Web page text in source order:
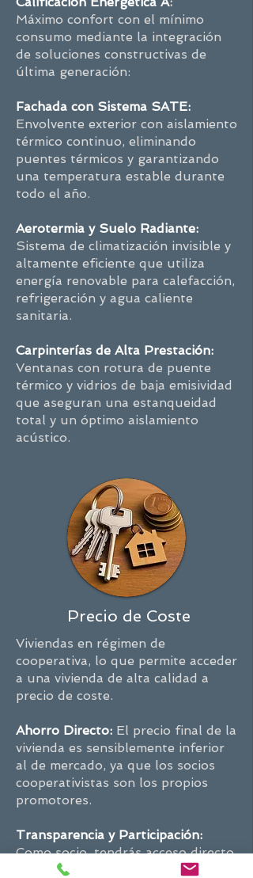
Máximo confort con el mínimo
consumo mediante la integración
de soluciones constructivas de
última generación:
Fachada con Sistema SATE:
Envolvente exterior con aislamiento
térmico continuo, eliminando
puentes térmicos y garantizando
una temperatura estable durante
todo el año.
Aerotermia y Suelo Radiante:
Sistema de climatización invisible y
altamente eficiente que utiliza
energía renovable para calefacción,
refrigeración y agua caliente
sanitaria.
Carpinterías de Alta Prestación:
Ventanas con rotura de puente
térmico y vidrios de baja emisividad
que aseguran una estanqueidad
total y un óptimo aislamiento
acústico.
Precio de Coste
Viviendas en régimen de
cooperativa, lo que permite acceder
a una vivienda de alta calidad a
precio de coste.
Ahorro Directo: El precio final de la
vivienda es sensiblemente inferior
al de mercado, ya que los socios
cooperativistas son los propios
promotores.
Transparencia y Participación:
Como socio, tendrás acceso directo
a la gestión de los recursos y a